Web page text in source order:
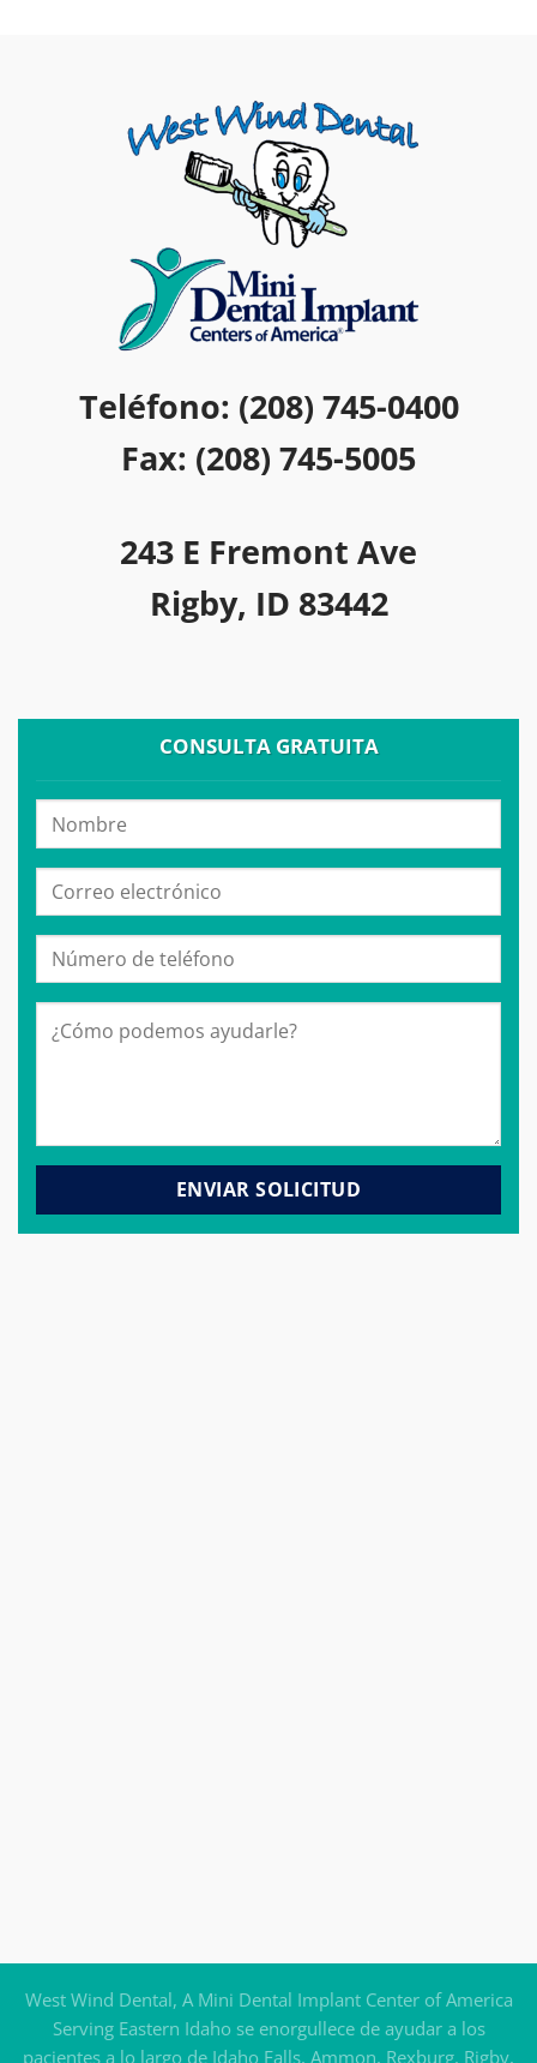
Teléfono: (208) 745-0400
Fax: (208) 745-5005
243 E Fremont Ave
Rigby, ID 83442
CONSULTA GRATUITA
West Wind Dental, A Mini Dental Implant Center of America
Serving Eastern Idaho se enorgullece de ayudar a los
pacientes a lo largo de Idaho Falls, Ammon, Rexburg, Rigby,